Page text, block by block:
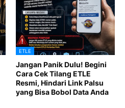
ETLE
Jangan Panik Dulu! Begini
Cara Cek Tilang ETLE
Resmi, Hindari Link Palsu
yang Bisa Bobol Data Anda